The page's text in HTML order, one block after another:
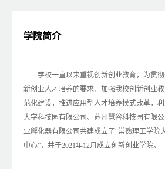
学院简介
学校一直以来重视创新创业教育，为贯
新创业人才培养的要求，加强我校创新创业
范化建设，推进应用型人才培养模式改革，
大学科技园有限公司、苏州慧谷科技园有限
业孵化器有限公司共建成立了“常熟理工学院
中心”，并于2021年12月成立创新创业学院。